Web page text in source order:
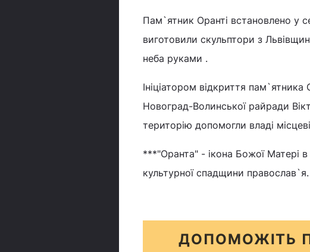
Пам`ятник Оранті встановлено у
виготовили скульптори з
неба руками .
Ініціатором відкриття
Новоград-Волинської райради
територію допомогли владі
***"Оранта" - ікона Божої Матері
культурної спадщини православ`я.
ДОПОМОЖІТЬ